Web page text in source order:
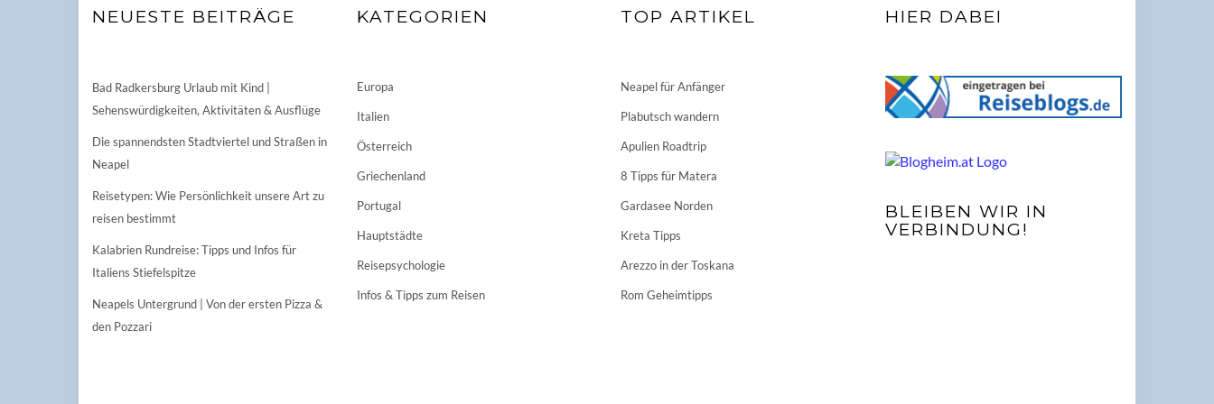
NEUESTE BEITRÄGE
Bad Radkersburg Urlaub mit Kind |
Sehenswürdigkeiten, Aktivitäten & Ausflüge
Die spannendsten Stadtviertel und Straßen in
Neapel
Reisetypen: Wie Persönlichkeit unsere Art zu
reisen bestimmt
Kalabrien Rundreise: Tipps und Infos für
Italiens Stiefelspitze
Neapels Untergrund | Von der ersten Pizza &
den Pozzari
KATEGORIEN
Europa
Italien
Österreich
Griechenland
Portugal
Hauptstädte
Reisepsychologie
Infos & Tipps zum Reisen
TOP ARTIKEL
Neapel für Anfänger
Plabutsch wandern
Apulien Roadtrip
8 Tipps für Matera
Gardasee Norden
Kreta Tipps
Arezzo in der Toskana
Rom Geheimtipps
HIER DABEI
BLEIBEN WIR IN
VERBINDUNG!